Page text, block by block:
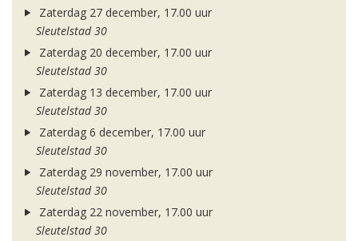
Zaterdag 27 december, 17.00 uur
Sleutelstad 30
Zaterdag 20 december, 17.00 uur
Sleutelstad 30
Zaterdag 13 december, 17.00 uur
Sleutelstad 30
Zaterdag 6 december, 17.00 uur
Sleutelstad 30
Zaterdag 29 november, 17.00 uur
Sleutelstad 30
Zaterdag 22 november, 17.00 uur
Sleutelstad 30